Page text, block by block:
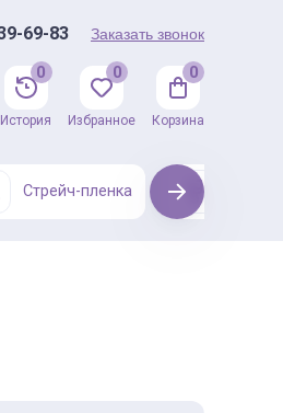
69-83 Заказать звонок
0
История
0
Избранное
0
Корзина
Стрейч-пленка Next